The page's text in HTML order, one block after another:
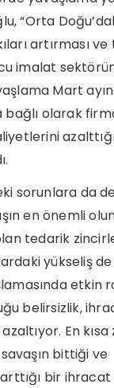
“Orta
artırması
imalat
Mart
bağlı olarak
sorunlara da
en önemli
tedarik
yükseliş
etkin
belirsizlik,
En
bittiği ve
bir ihracat